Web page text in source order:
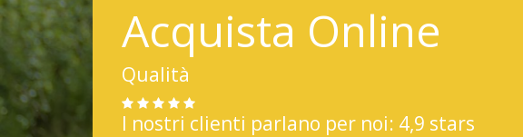
Acquista Online
Qualità
I nostri clienti parlano per noi: 4,9 stars